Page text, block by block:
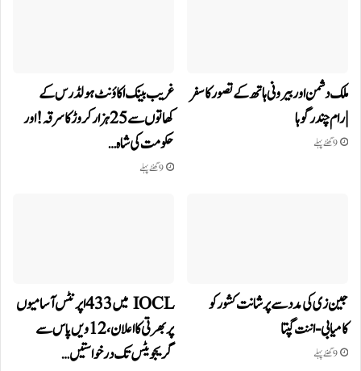
ملک دشمن اور بیرونی ہاتھ کے تصور کا سفر
| رام چندر گوہا
9 گھنٹے پہلے
غریب بینک اکاؤنٹ ہولڈرس کے
کھاتوں سے 25 ہزار کروڑ کا سرقہ!اور
حکومت کی شاہ…
9 گھنٹے پہلے
جین زی کی مدد سے پرشانت کشور کو
کامیابی-اننت گپتا
9 گھنٹے پہلے
IOCL میں 433 اپرنٹس آسامیوں
پر بھرتی کا اعلان، 12ویں پاس سے
گریجویٹس تک درخواستیں…